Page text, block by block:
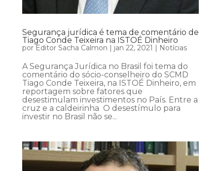
Segurança jurídica é tema de comentário de
Tiago Conde Teixeira na ISTOÉ Dinheiro
por Editor Sacha Calmon jan 22, 2021 Notícias
A Segurança Jurídica no Brasil foi tema do
comentário do sócio-conselheiro do SCMD
Tiago Conde Teixeira, na ISTOÉ Dinheiro, em
reportagem sobre fatores que
desestimulam investimentos no País. Entre a
cruz e a caldeirinha O desestímulo para
investir no Brasil não se...